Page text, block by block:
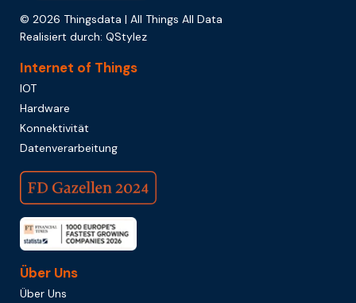
© 2026 Thingsdata | All Things All Data
Realisiert durch: QStylez
Internet of Things
IOT
Hardware
Konnektivität
Datenverarbeitung
Über Uns
Über Uns